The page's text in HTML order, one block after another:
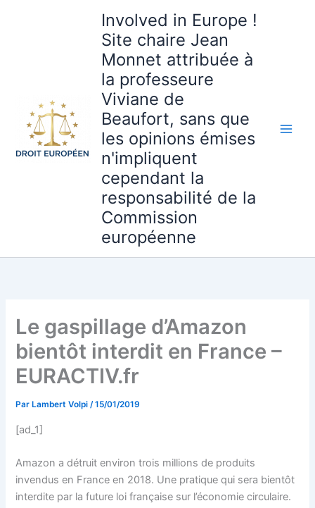
Involved in Europe !
Site chaire Jean
Monnet attribuée à
la professeure
Viviane de
Beaufort, sans que
les opinions émises
n'impliquent
cependant la
responsabilité de la
Commission
européenne
Le gaspillage d’Amazon
bientôt interdit en France –
EURACTIV.fr
Par Lambert Volpi/15/01/2019
[ad_1]
Amazon a détruit environ trois millions de produits
invendus en France en 2018. Une pratique qui sera bientôt
interdite par la future loi française sur l’économie circulaire.